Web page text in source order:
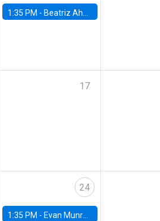
1:35 PM - Beatriz Ahumada, PhD candidate, Universidad de Pittsburgh
17
24
1:35 PM - Evan Munro, Neyman Visiting Assistant Professor in the Department of Statistics at UC Berkeley